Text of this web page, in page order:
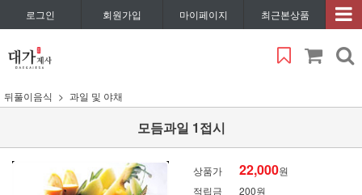
로그인 회원가입 마이페이지 최근본상품
뒤풀이음식 과일 및 야채
모듬과일 1접시
상품가 22,000원
적립금
200원